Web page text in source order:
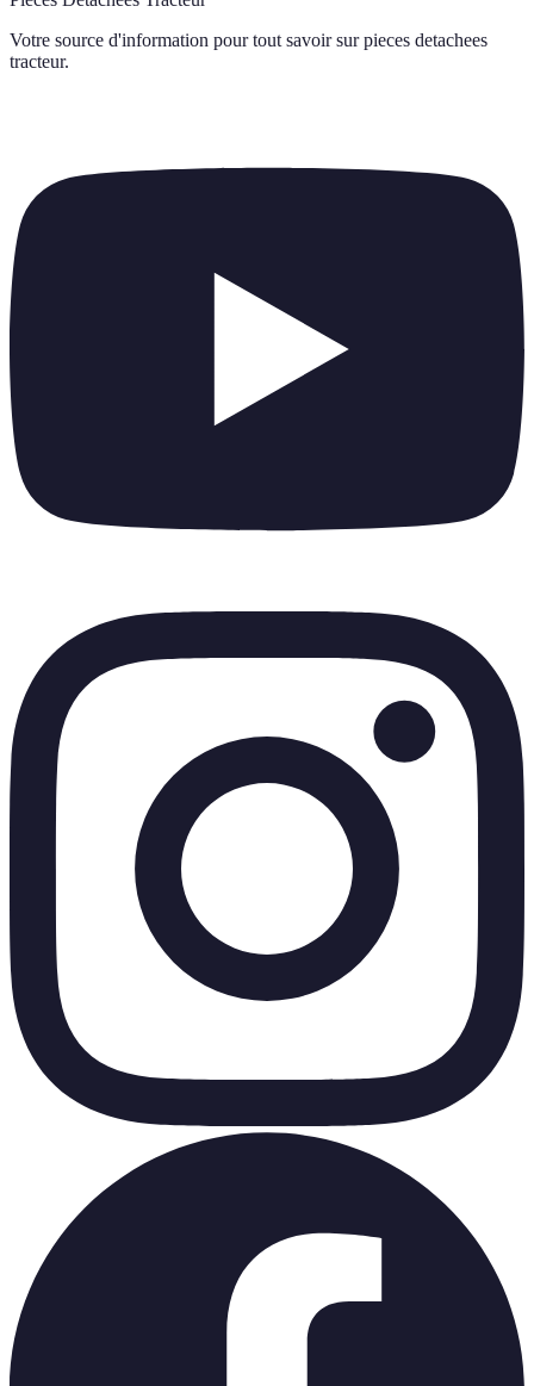
Votre source d'information pour tout savoir sur pieces detachees
tracteur.